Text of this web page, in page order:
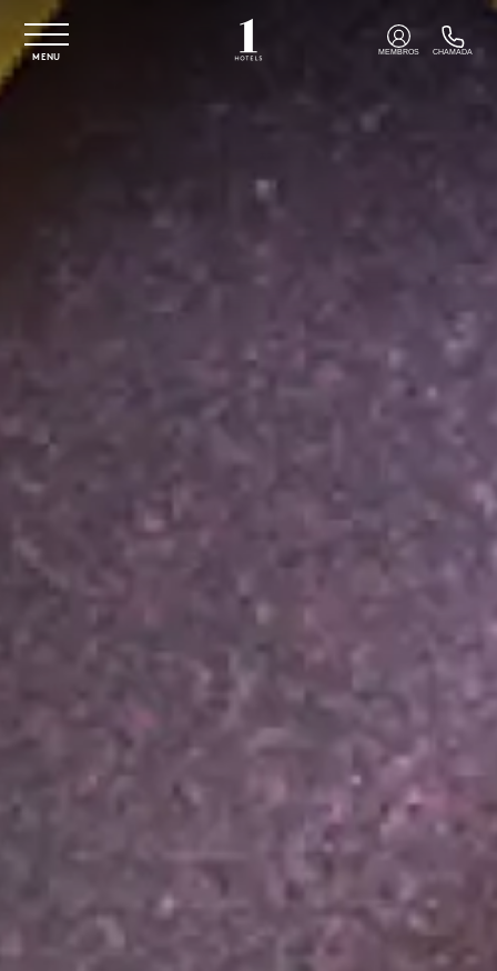
Saltar para o conteúdo principal
MENU
MEMBROS CHAMADA